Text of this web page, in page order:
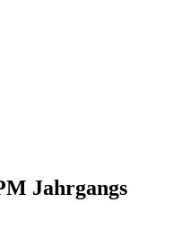
Jahrgangs